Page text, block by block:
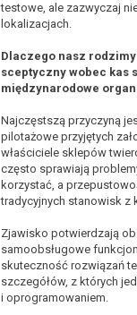
testowe, ale zazwyczaj
lokalizacjach.
Dlaczego nasz
sceptyczny wobec kas
międzynarodowe
Najczęstszą przyczyną
pilotażowe przyjętych
właściciele sklepów
często sprawiają
korzystać, a
tradycyjnych stanowisk z
Zjawisko potwierdzają
samoobsługowe
skuteczność rozwiązań
szczegółów, z których
i oprogramowaniem.